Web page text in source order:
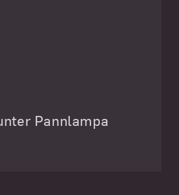
Pannlampa